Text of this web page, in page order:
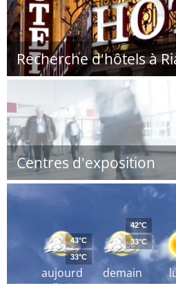
Recherche d'hôtels à
Centres d'exposition
aujourd
´hui
43°C
33°C
demain
42°C
33°C